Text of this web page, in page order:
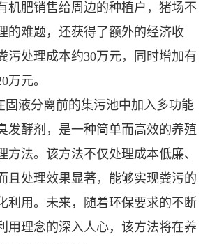
机肥销售给周边的种植户，猪场不
的难题，还获得了额外的经济收
污处理成本约30万元，同时增加有
万元。
固液分离前的集污池中加入多功能
发酵剂，是一种简单而高效的养殖
方法。该方法不仅处理成本低廉、
且处理效果显著，能够实现粪污的
利用。未来，随着环保要求的不断
用理念的深入人心，该方法将在养